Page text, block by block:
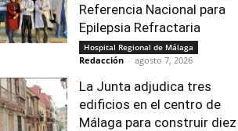
Referencia Nacional para
Epilepsia Refractaria
Hospital Regional de Málaga
Redacción - agosto 7, 2026
La Junta adjudica tres
edificios en el centro de
Málaga para construir diez